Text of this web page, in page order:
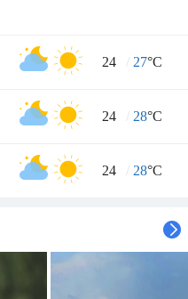
24 / 27°C
24 / 28°C
24 / 28°C